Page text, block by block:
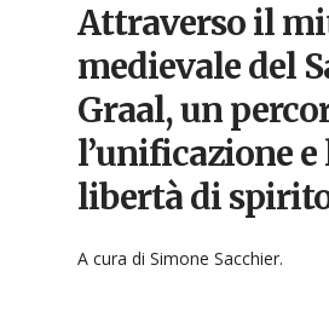
Attraverso il
medievale del
Graal, un
l’unificazione e
libertà di
A cura di Simone Sacchier.